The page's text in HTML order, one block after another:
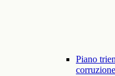
Piano